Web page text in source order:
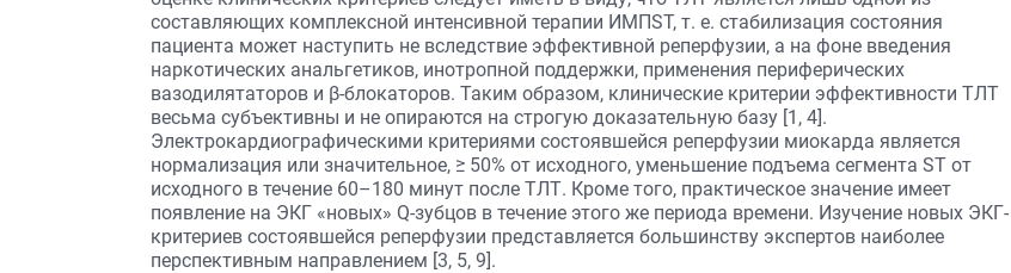
составляющих комплексной интенсивной терапии ИМПST, т. е. стабилизация состояния
пациента может наступить не вследствие эффективной реперфузии, а на фоне введения
наркотических анальгетиков, инотропной поддержки, применения периферических
вазодилятаторов и β-блокаторов. Таким образом, клинические критерии эффективности ТЛТ
весьма субъективны и не опираются на строгую доказательную базу [1, 4].
Электрокардиографическими критериями состоявшейся реперфузии миокарда является
нормализация или значительное, ≥ 50% от исходного, уменьшение подъема сегмента ST от
исходного в течение 60–180 минут после ТЛТ. Кроме того, практическое значение имеет
появление на ЭКГ «новых» Q-зубцов в течение этого же периода времени. Изучение новых ЭКГ-
критериев состоявшейся реперфузии представляется большинству экспертов наиболее
перспективным направлением [3, 5, 9].